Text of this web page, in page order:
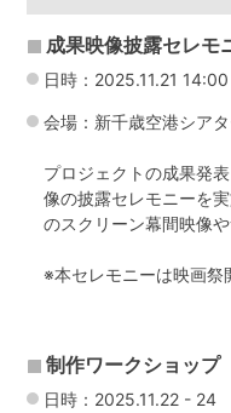
成果映像披露セレモ
日時：2025.11.21 14:00
会場：新千歳空港シア
プロジェクトの成果発
像の披露セレモニーを
のスクリーン幕間映像
※本セレモニーは映画祭
制作ワークショップ
日時：2025.11.22 -